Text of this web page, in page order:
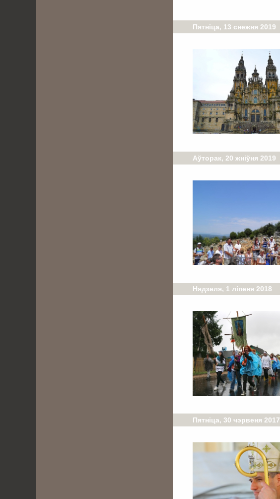
Пятніца, 13 снежня 2019
Аўторак, 20 жніўня 2019
Нядзеля, 1 ліпеня 2018
Пятніца, 30 чэрвеня 2017